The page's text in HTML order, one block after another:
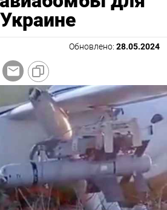
Обновлено: 28.05.2024